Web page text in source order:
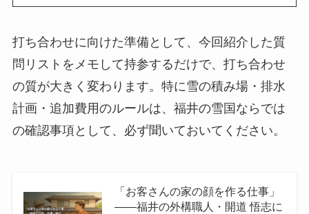
打ち合わせに向けた準備として、今回紹介した質
問リストをメモして持参するだけで、打ち合わせ
の質が大きく変わります。特に雪の積み場・排水
計画・追加費用のルールは、福井の雪国ならでは
の確認事項として、必ず聞いておいてください。
「お客さんの家の顔を作る仕事」
——福井の外構職人・開道 悟志に